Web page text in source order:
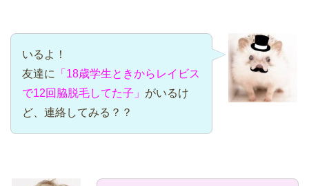
いるよ！
友達に
「18歳学生ときからレイビス
で12回脇脱毛してた子」 がいるけ
ど、連絡してみる？？